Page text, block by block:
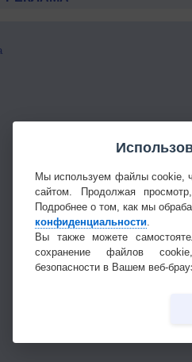
Мы используем файлы cookie,
сайтом. Продолжая
Подробнее о том, как мы
конфиденциальности.
Вы также можете
сохранение файлов
безопасности в Вашем веб-